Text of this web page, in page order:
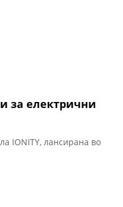
за електрични
IONITY, лансирана во